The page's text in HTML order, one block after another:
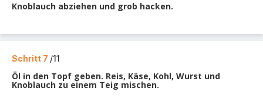
Knoblauch abziehen und grob hacken.
Schritt 7 /11
Öl in den Topf geben. Reis, Käse, Kohl, Wurst und
Knoblauch zu einem Teig mischen.